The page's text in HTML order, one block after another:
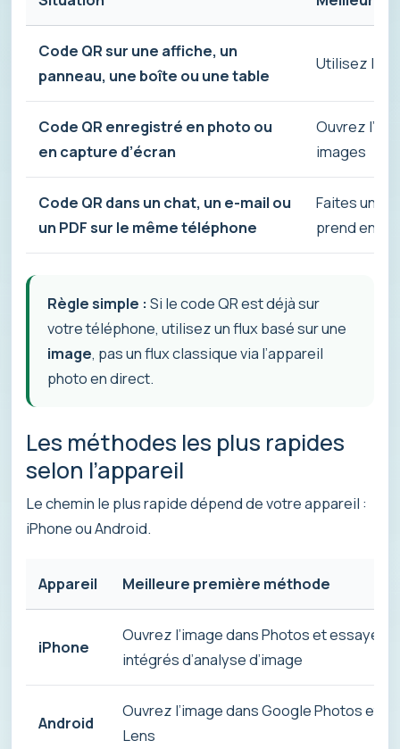
Code QR sur une affiche, un
panneau, une boîte ou une table
Utilisez le
Code QR enregistré en photo ou
en capture d’écran
Ouvrez
images
Code QR dans un chat, un e-mail ou
un PDF sur le même téléphone
Faites une
prend en
Règle simple : Si le code QR est déjà sur
votre téléphone, utilisez un flux basé sur une
image, pas un flux classique via l’appareil
photo en direct.
Les méthodes les plus rapides
selon l’appareil
Le chemin le plus rapide dépend de votre appareil :
iPhone ou Android.
Appareil Meilleure première méthode
iPhone
Ouvrez l’image dans Photos et essayez
intégrés d’analyse d’image
Android
Ouvrez l’image dans Google Photos et
Lens